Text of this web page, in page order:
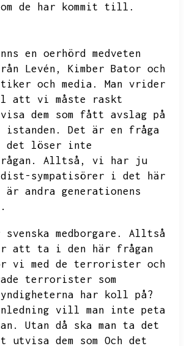
de har kommit till.
en oerhörd medveten
Levén,
Kimber Bator och
och media.
Man vrider
att vi måste raskt
dem som fått avslag på
istanden.
Det är en fråga
det löser inte
Alltså,
vi har ju
sympatisörer i det här
är andra generationens
medborgare.
Alltså
att ta i den här frågan
vi med de terrorister och
terrorister som
har koll på?
vill man inte peta
Utan då ska man ta det
utvisa dem som Och det